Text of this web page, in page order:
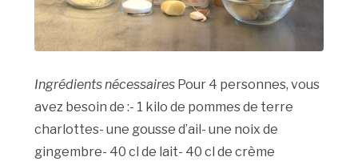
Ingrédients nécessaires Pour 4 personnes, vous
avez besoin de :- 1 kilo de pommes de terre
charlottes- une gousse d’ail- une noix de
gingembre- 40 cl de lait- 40 cl de crème